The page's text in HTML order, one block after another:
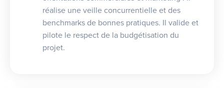
réalise une veille concurrentielle et des
benchmarks de bonnes pratiques. Il valide et
pilote le respect de la budgétisation du
projet.